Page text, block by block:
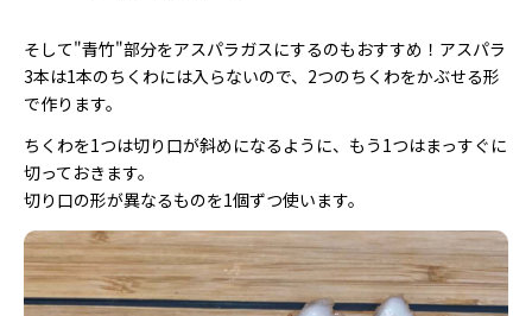
そして"青竹"部分をアスパラガスにするのもおすすめ！アスパラ
3本は1本のちくわには入らないので、2つのちくわをかぶせる形
で作ります。
ちくわを1つは切り口が斜めになるように、もう1つはまっすぐに
切っておきます。
切り口の形が異なるものを1個ずつ使います。